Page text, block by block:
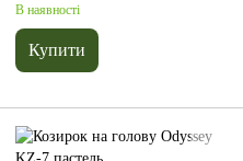
В наявності
Купити